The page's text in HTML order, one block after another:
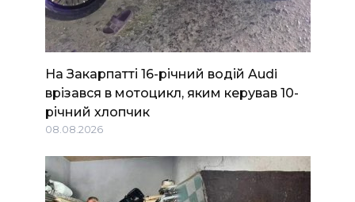
На Закарпатті 16-річний водій Audi
врізався в мотоцикл, яким керував 10-
річний хлопчик
08.08.2026